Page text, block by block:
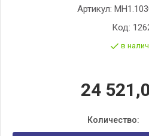
Артикул:
Код:
в
24